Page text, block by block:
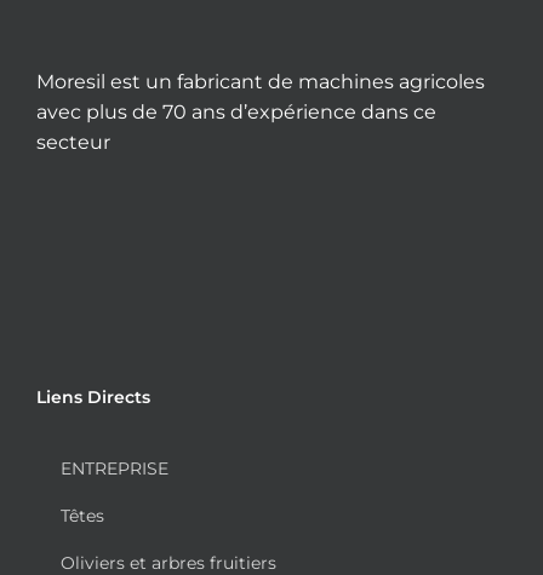
Moresil est un fabricant de machines agricoles
avec plus de 70 ans d’expérience dans ce
secteur
Liens Directs
ENTREPRISE
Têtes
Oliviers et arbres fruitiers